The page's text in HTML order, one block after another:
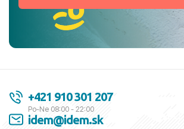
+421 910 301 207
Po-Ne 08:00 - 22:00
idem@idem.sk